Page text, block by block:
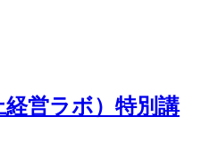
営ラボ）特別講